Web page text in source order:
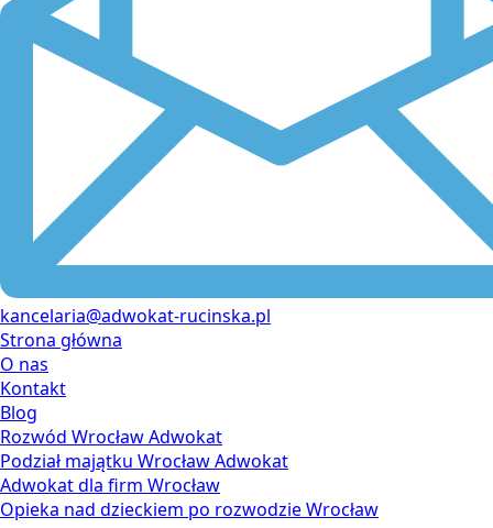
kancelaria@adwokat-rucinska.pl
Strona główna
O nas
Kontakt
Blog
Rozwód Wrocław Adwokat
Podział majątku Wrocław Adwokat
Adwokat dla firm Wrocław
Opieka nad dzieckiem po rozwodzie Wrocław